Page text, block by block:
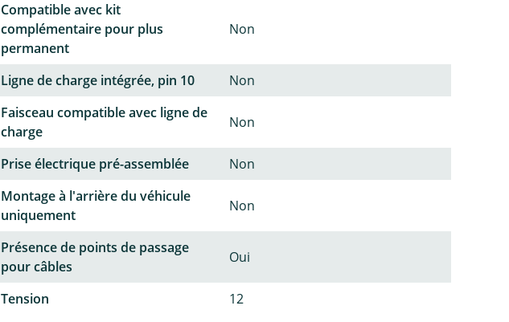
Compatible avec kit
complémentaire pour plus
permanent
Non
Ligne de charge intégrée, pin 10
Non
Faisceau compatible avec ligne de
charge
Non
Prise électrique pré-assemblée
Non
Montage à l'arrière du véhicule
uniquement
Non
Présence de points de passage
pour câbles
Oui
Tension 12